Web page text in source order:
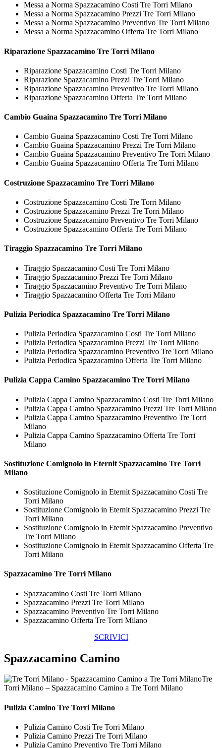
Messa a Norma Spazzacamino Costi Tre Torri Milano
Messa a Norma Spazzacamino Prezzi Tre Torri Milano
Messa a Norma Spazzacamino Preventivo Tre Torri Milano
Messa a Norma Spazzacamino Offerta Tre Torri Milano
Riparazione Spazzacamino Tre Torri Milano
Riparazione Spazzacamino Costi Tre Torri Milano
Riparazione Spazzacamino Prezzi Tre Torri Milano
Riparazione Spazzacamino Preventivo Tre Torri Milano
Riparazione Spazzacamino Offerta Tre Torri Milano
Cambio Guaina Spazzacamino Tre Torri Milano
Cambio Guaina Spazzacamino Costi Tre Torri Milano
Cambio Guaina Spazzacamino Prezzi Tre Torri Milano
Cambio Guaina Spazzacamino Preventivo Tre Torri Milano
Cambio Guaina Spazzacamino Offerta Tre Torri Milano
Costruzione Spazzacamino Tre Torri Milano
Costruzione Spazzacamino Costi Tre Torri Milano
Costruzione Spazzacamino Prezzi Tre Torri Milano
Costruzione Spazzacamino Preventivo Tre Torri Milano
Costruzione Spazzacamino Offerta Tre Torri Milano
Tiraggio Spazzacamino Tre Torri Milano
Tiraggio Spazzacamino Costi Tre Torri Milano
Tiraggio Spazzacamino Prezzi Tre Torri Milano
Tiraggio Spazzacamino Preventivo Tre Torri Milano
Tiraggio Spazzacamino Offerta Tre Torri Milano
Pulizia Periodica Spazzacamino Tre Torri Milano
Pulizia Periodica Spazzacamino Costi Tre Torri Milano
Pulizia Periodica Spazzacamino Prezzi Tre Torri Milano
Pulizia Periodica Spazzacamino Preventivo Tre Torri Milano
Pulizia Periodica Spazzacamino Offerta Tre Torri Milano
Pulizia Cappa Camino Spazzacamino Tre Torri Milano
Pulizia Cappa Camino Spazzacamino Costi Tre Torri Milano
Pulizia Cappa Camino Spazzacamino Prezzi Tre Torri Milano
Pulizia Cappa Camino Spazzacamino Preventivo Tre Torri
Milano
Pulizia Cappa Camino Spazzacamino Offerta Tre Torri
Milano
Sostituzione Comignolo in Eternit Spazzacamino Tre Torri
Milano
Sostituzione Comignolo in Eternit Spazzacamino Costi Tre
Torri Milano
Sostituzione Comignolo in Eternit Spazzacamino Prezzi Tre
Torri Milano
Sostituzione Comignolo in Eternit Spazzacamino Preventivo
Tre Torri Milano
Sostituzione Comignolo in Eternit Spazzacamino Offerta Tre
Torri Milano
Spazzacamino Tre Torri Milano
Spazzacamino Costi Tre Torri Milano
Spazzacamino Prezzi Tre Torri Milano
Spazzacamino Preventivo Tre Torri Milano
Spazzacamino Offerta Tre Torri Milano
SCRIVICI
Spazzacamino Camino
Tre
Torri Milano – Spazzacamino Camino a Tre Torri Milano
Pulizia Camino Tre Torri Milano
Pulizia Camino Costi Tre Torri Milano
Pulizia Camino Prezzi Tre Torri Milano
Pulizia Camino Preventivo Tre Torri Milano